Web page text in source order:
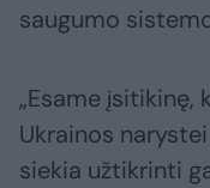
saugumo
„Esame
Ukrainos
siekia užtikrinti